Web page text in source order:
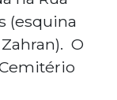
morto
na
em
ao
(esquina
O